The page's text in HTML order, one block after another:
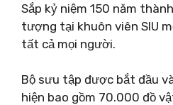
Sắp kỷ niệm 150 năm
tượng tại khuôn viên SIU
tất cả mọi người.
Bộ sưu tập được bắt đầu
hiện bao gồm 70.000 đồ